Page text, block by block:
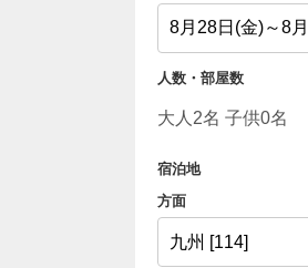
人数・部屋数
宿泊地
方面